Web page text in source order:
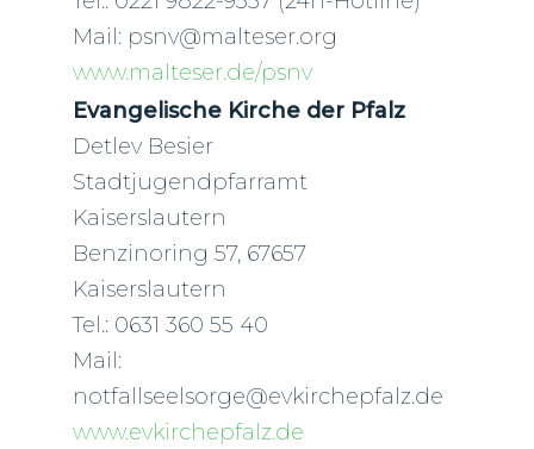
Mail: psnv@malteser.org
www.malteser.de/psnv
Evangelische Kirche der Pfalz
Detlev Besier
Stadtjugendpfarramt
Kaiserslautern
Benzinoring 57, 67657
Kaiserslautern
Tel.: 0631 360 55 40
Mail:
notfallseelsorge@evkirchepfalz.de
www.evkirchepfalz.de